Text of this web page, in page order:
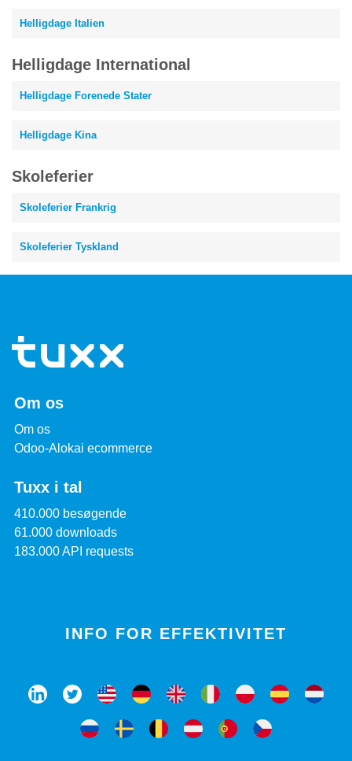
Helligdage Italien
Helligdage International
Helligdage Forenede Stater
Helligdage Kina
Skoleferier
Skoleferier Frankrig
Skoleferier Tyskland
Om os
Om os
Odoo-Alokai ecommerce
Tuxx i tal
410.000 besøgende
61.000 downloads
183.000 API requests
INFO FOR EFFEKTIVITET